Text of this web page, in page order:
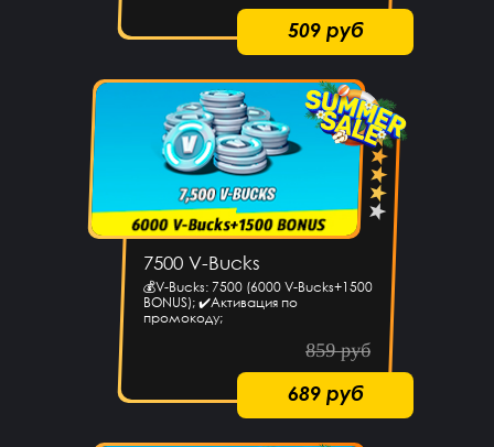
509 руб
7500 V-Bucks
💰V-Bucks: 7500 (6000 V-Bucks+1500
BONUS); ✔️Активация по
промокоду;
859 руб
689 руб